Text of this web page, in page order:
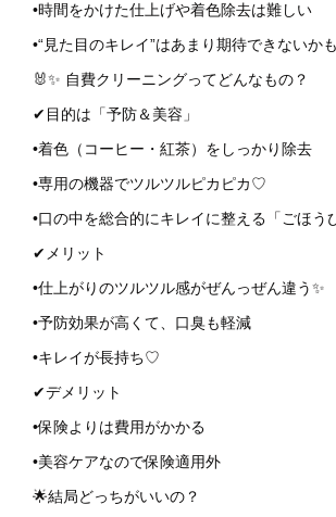
•時間をかけた仕上げや着色除去は難しい
•“見た目のキレイ”はあまり期待できないか
🐰✨ 自費クリーニングってどんなもの？
✔目的は「予防＆美容」
•着色（コーヒー・紅茶）をしっかり除去
•専用の機器でツルツルピカピカ♡
•口の中を総合的にキレイに整える「ごほう
✔メリット
•仕上がりのツルツル感がぜんっぜん違う✨
•予防効果が高くて、口臭も軽減
•キレイが長持ち♡
✔デメリット
•保険よりは費用がかかる
•美容ケアなので保険適用外
🌟結局どっちがいいの？